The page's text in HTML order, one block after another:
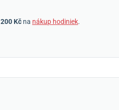
200 Kč na nákup hodiniek.